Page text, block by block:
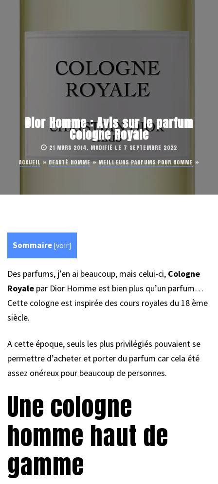
Dior Homme : Avis sur le parfum
Cologne Royale
21 MARS 2014, MODIFIÉ LE 7 SEPTEMBRE 2022
ACCUEIL » BEAUTÉ HOMME»MEILLEURS PARFUMS POUR HOMME »
Sommaire [voir]
Des parfums, j’en ai beaucoup, mais celui-ci, Cologne
Royale par Dior Homme est bien plus qu’un parfum…
Cette cologne est inspirée des cours royales du 18 ème
siècle.
A cette époque, seuls les plus privilégiés pouvaient se
permettre d’acheter et porter du parfum car cela été
assez onéreux pour beaucoup de personnes.
Une cologne
homme haut de
gamme